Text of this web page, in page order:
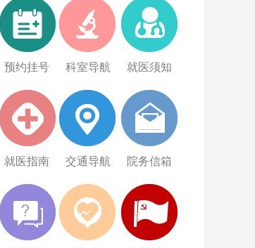
预约挂号 科室导航 就医须知
就医指南 交通导航 院务信箱